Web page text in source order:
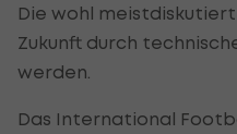
Die wohl
Zukunft durch
werden.
Das International